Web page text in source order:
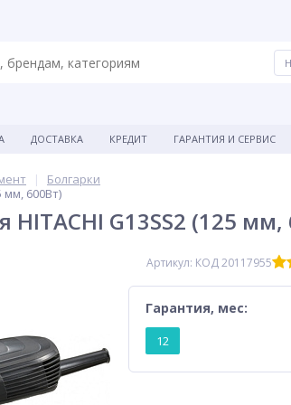
ДОСТАВКА КРЕДИТ ГАРАНТИЯ И СЕРВИС
Болгарки
мм, 600Вт)
G13SS2 (125 мм,
Артикул: КОД 20117955
Гарантия, мес:
12